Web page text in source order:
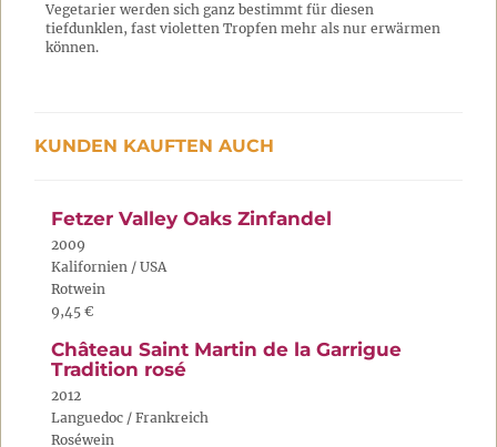
Vegetarier werden sich ganz bestimmt für diesen
tiefdunklen, fast violetten Tropfen mehr als nur erwärmen
können.
KUNDEN KAUFTEN AUCH
Fetzer Valley Oaks Zinfandel
2009
Kalifornien / USA
Rotwein
9,45 €
Château Saint Martin de la Garrigue
Tradition rosé
2012
Languedoc / Frankreich
Roséwein